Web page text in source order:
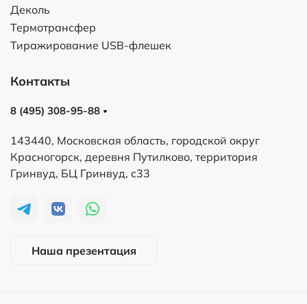
Деколь
Термотрансфер
Тиражирование USB-флешек
Контакты
8 (495) 308-95-88
143440, Московская область, городской округ
Красногорск, деревня Путилково, территория
Гринвуд, БЦ Гринвуд, с33
Наша презентация